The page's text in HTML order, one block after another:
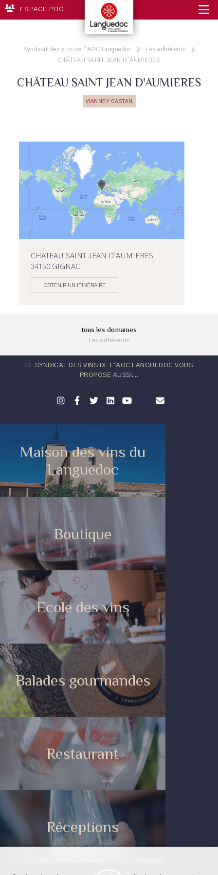
ESPACE PRO
Syndicat des vins de l'AOC Languedoc
Les adhérents
CHÂTEAU SAINT JEAN D'AUMIERES
CHÂTEAU SAINT JEAN D'AUMIERES
VIANNEY CASTAN
CHATEAU SAINT JEAN D'AUMIERES
34150 GIGNAC
OBTENIR UN ITINÉRAIRE
tous les domaines
Les adhérents
LE SYNDICAT DES VINS DE L'AOC LANGUEDOC VOUS
PROPOSE AUSSI...
Maison des vins du
Languedoc
Boutique
Ecole des vins
Balades gourmandes
Restaurant
Réceptions